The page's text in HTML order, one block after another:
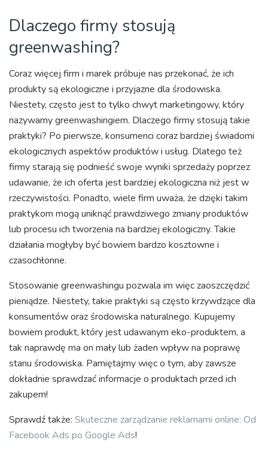
Dlaczego firmy stosują
greenwashing?
Coraz więcej firm i marek próbuje nas przekonać, że ich
produkty są ekologiczne i przyjazne dla środowiska.
Niestety, często jest to tylko chwyt marketingowy, który
nazywamy greenwashingiem. Dlaczego firmy stosują takie
praktyki? Po pierwsze, konsumenci coraz bardziej świadomi
ekologicznych aspektów produktów i usług. Dlatego też
firmy starają się podnieść swoje wyniki sprzedaży poprzez
udawanie, że ich oferta jest bardziej ekologiczna niż jest w
rzeczywistości. Ponadto, wiele firm uważa, że dzięki takim
praktykom mogą uniknąć prawdziwego zmiany produktów
lub procesu ich tworzenia na bardziej ekologiczny. Takie
działania mogłyby być bowiem bardzo kosztowne i
czasochłonne.
Stosowanie greenwashingu pozwala im więc zaoszczędzić
pieniądze. Niestety, takie praktyki są często krzywdzące dla
konsumentów oraz środowiska naturalnego. Kupujemy
bowiem produkt, który jest udawanym eko-produktem, a
tak naprawdę ma on mały lub żaden wpływ na poprawę
stanu środowiska. Pamiętajmy więc o tym, aby zawsze
dokładnie sprawdzać informacje o produktach przed ich
zakupem!
Sprawdź także: Skuteczne zarządzanie reklamami online: Od
Facebook Ads po Google Ads!